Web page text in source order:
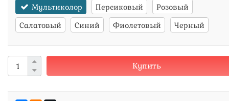
Мультиколор
Персиковый
Розовый
Салатовый
Синий Фиолетовый Черный
Купить